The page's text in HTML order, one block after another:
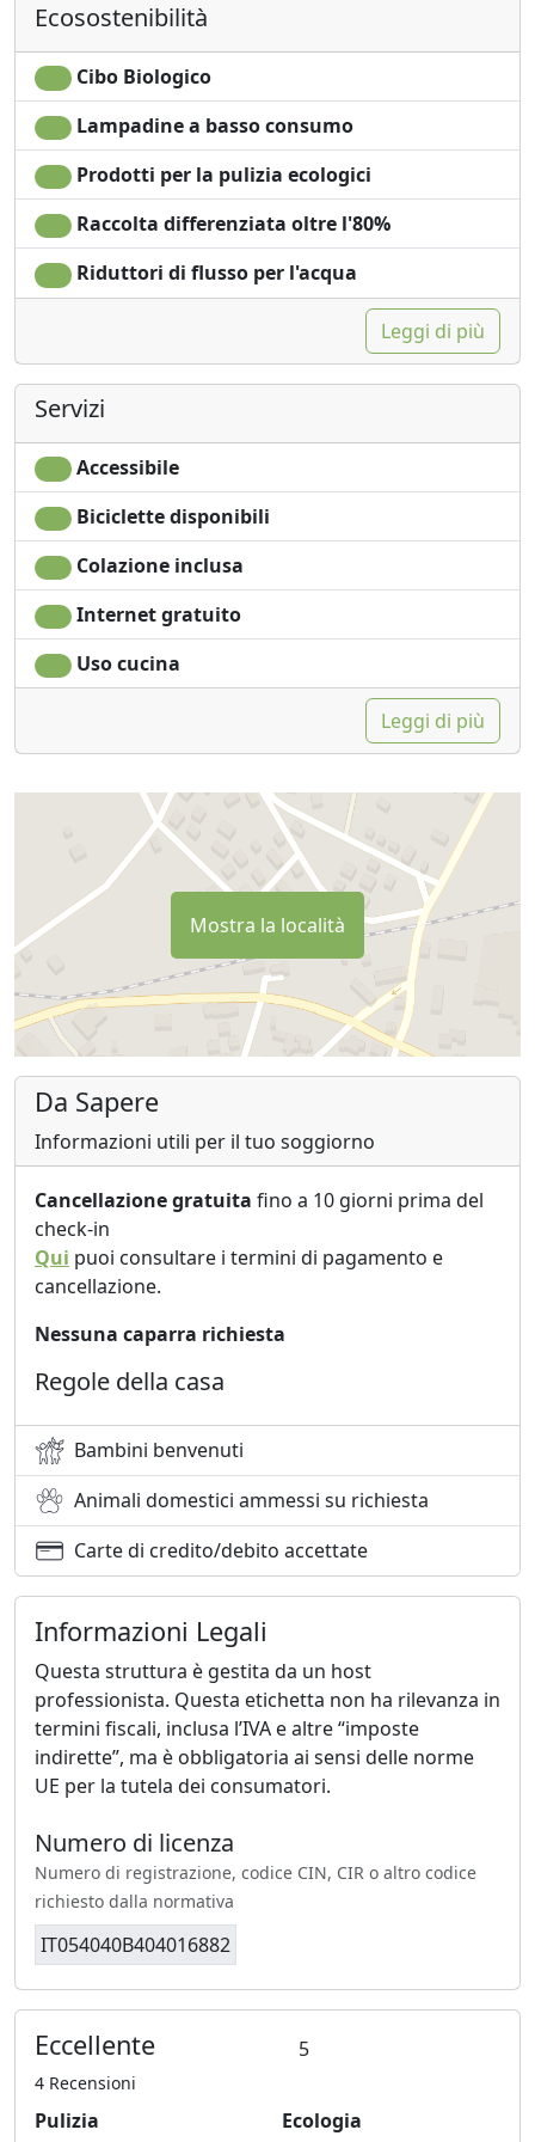
Angolo cottura
Asciugacapelli
Soggiorno
Stendibiancheria
Asciugamani
Lenzuola
Armadio o
Guardaroba
Ferro da stiro
Shampoo plastic-free,
Lavatrice
Giardino
Vista giardino
Ingresso
indipendente
Microonde
Ecosostenibilità
Cibo Biologico
Lampadine a basso consumo
Prodotti per la pulizia ecologici
Raccolta differenziata oltre l'80%
Riduttori di flusso per l'acqua
Leggi di più
Servizi
Accessibile
Biciclette disponibili
Colazione inclusa
Internet gratuito
Uso cucina
Leggi di più
Mostra la località
Da Sapere
Informazioni utili per il tuo soggiorno
Cancellazione gratuita fino a 10 giorni prima del
check-in
Qui puoi consultare i termini di pagamento e
cancellazione.
Nessuna caparra richiesta
Regole della casa
Bambini benvenuti
Animali domestici ammessi su richiesta
Carte di credito/debito accettate
Informazioni Legali
Questa struttura è gestita da un host
professionista. Questa etichetta non ha rilevanza in
termini fiscali, inclusa l’IVA e altre “imposte
indirette”, ma è obbligatoria ai sensi delle norme
UE per la tutela dei consumatori.
Numero di licenza
Numero di registrazione, codice CIN, CIR o altro codice
richiesto dalla normativa
IT054040B404016882
Eccellente 5
4 Recensioni
Pulizia
Ecologia